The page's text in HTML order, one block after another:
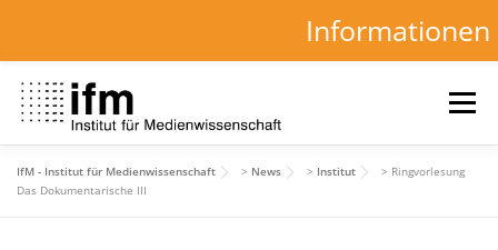
Inhalt
springen
Menü
HOME NEWS
IfM - Institut für Medienwissenschaft > News > Institut > Ringvorlesung
Das Dokumentarische III
Informationen